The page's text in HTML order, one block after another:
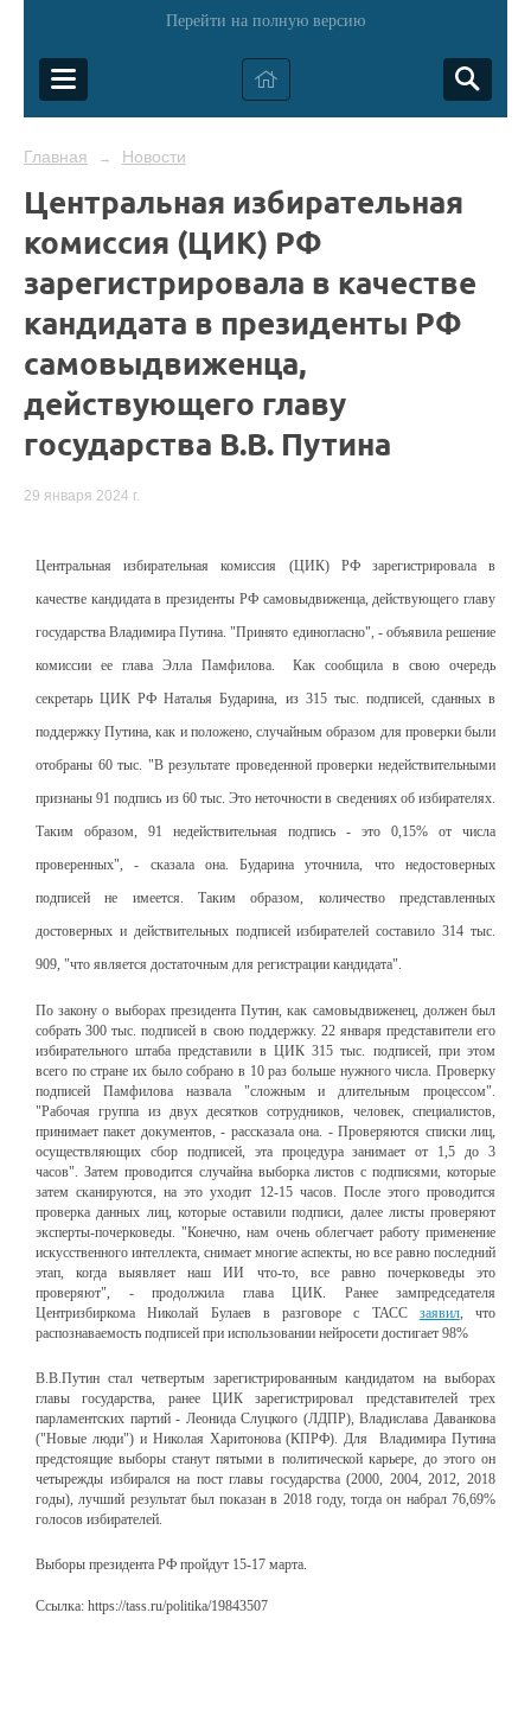
Перейти на полную версию
Главная → Новости
Центральная избирательная
комиссия (ЦИК) РФ
зарегистрировала в качестве
кандидата в президенты РФ
самовыдвиженца,
действующего главу
государства В.В. Путина
29 января 2024 г.
Центральная избирательная комиссия (ЦИК) РФ зарегистрировала в
качестве кандидата в президенты РФ самовыдвиженца, действующего главу
государства Владимира Путина. "Принято единогласно", - объявила решение
комиссии ее глава Элла Памфилова.Как сообщила в свою очередь
секретарь ЦИК РФ Наталья Бударина, из 315 тыс. подписей, сданных в
поддержку Путина, как и положено, случайным образом для проверки были
отобраны 60 тыс. "В результате проведенной проверки недействительными
признаны 91 подпись из 60 тыс. Это неточности в сведениях об избирателях.
Таким образом, 91 недействительная подпись - это 0,15% от числа
проверенных", - сказала она.
Бударина уточнила, что недостоверных
подписей не имеется. Таким образом, количество представленных
достоверных и действительных подписей избирателей составило 314 тыс.
909, "что является достаточным для регистрации кандидата".
По закону о выборах президента Путин, как самовыдвиженец, должен был
собрать 300 тыс. подписей в свою поддержку. 22 января представители его
избирательного штаба представили в ЦИК 315 тыс. подписей, при этом
всего по стране их было собрано в 10 раз больше нужного числа. Проверку
подписей Памфилова назвала "сложным и длительным процессом".
"Рабочая группа из двух десятков сотрудников, человек, специалистов,
принимает пакет документов, - рассказала она. - Проверяются списки лиц,
осуществляющих сбор подписей, эта процедура занимает от 1,5 до 3
часов". Затем проводится случайна выборка листов с подписями, которые
затем сканируются, на это уходит 12-15 часов. После этого проводится
проверка данных лиц, которые оставили подписи, далее листы проверяют
эксперты-почерковеды. "Конечно, нам очень облегчает работу применение
искусственного интеллекта, снимает многие аспекты, но все равно последний
этап, когда выявляет наш ИИ что-то, все равно почерковеды это
проверяют", - продолжила глава ЦИК.
Ранее зампредседателя
Центризбиркома Николай Булаев в разговоре с ТАСС заявил, что
распознаваемость подписей при использовании нейросети достигает 98%
В.В.Путин стал четвертым зарегистрированным кандидатом на выборах
главы государства, ранее ЦИК зарегистрировал представителей трех
парламентских партий - Леонида Слуцкого (ЛДПР), Владислава Даванкова
("Новые люди") и Николая Харитонова (КПРФ). Для
ВладимираПутина
предстоящие выборы станут пятыми в политической карьере, до этого он
четырежды избирался на пост главы государства (2000, 2004, 2012, 2018
годы), лучший результат был показан в 2018 году, тогда он набрал 76,69%
голосов избирателей.
Выборы президента РФ пройдут 15-17 марта.
Ссылка: https://tass.ru/politika/19843507